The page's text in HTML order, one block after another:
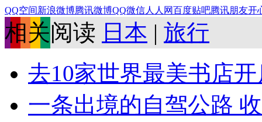
QQ空间新浪微博腾讯微博QQ微信人人网百度贴吧腾讯朋友开
相关阅读 日本 | 旅行
去10家世界最美书店
一条出境的自驾公路